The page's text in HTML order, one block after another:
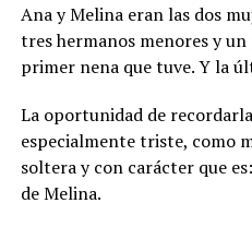
Ana y Melina eran las dos
tres hermanos menores y
primer nena que tuve. Y la
La oportunidad de
especialmente triste, como
soltera y con carácter que
de Melina.